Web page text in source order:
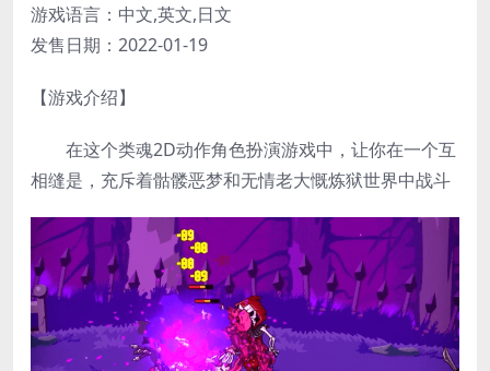
游戏语言：中文,英文,日文
发售日期：2022-01-19
【游戏介绍】
在这个类魂2D动作角色扮演游戏中，让你在一个互
相缝是，充斥着骷髅恶梦和无情老大慨炼狱世界中战斗